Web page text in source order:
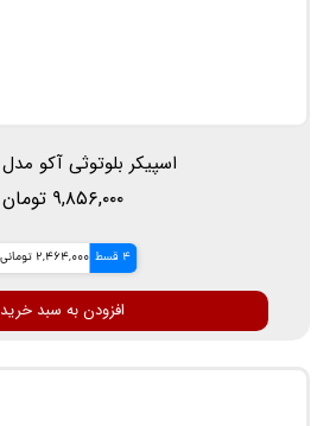
اسپیکر بلوتوثی آکو مدل AS-22
۹,۸۵۶,۰۰۰ تومان
4 قسط 2,464,000 تومانی
افزودن به سبد خرید